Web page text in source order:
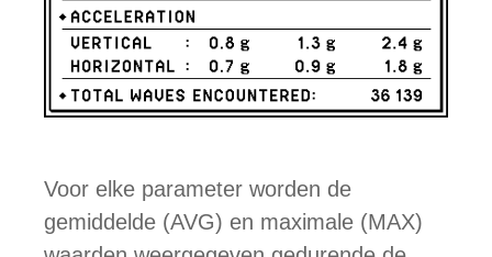
Voor elke parameter worden de
gemiddelde (AVG) en maximale (MAX)